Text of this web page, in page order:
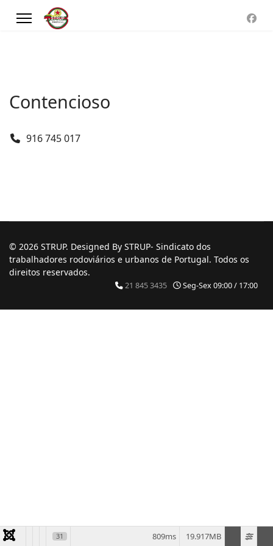
Contencioso
Telefone
916 745 017
© 2026 STRUP. Designed By STRUP- Sindicato dos
trabalhadores rodoviários e urbanos de Portugal. Todos os
direitos reservados.
21 845 3435 Seg-Sex 09:00 / 17:00
31 19.917MB
809ms